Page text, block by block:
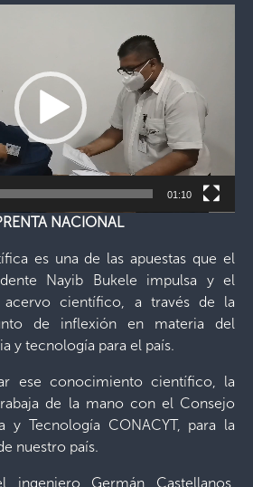
01:10
NACIONAL
es una de las apuestas que el
Nayib Bukele impulsa y el
científico, a través de la
de inflexión en materia del
y tecnología para el país.
ese conocimiento científico, la
de la mano con el Consejo
y Tecnología CONACYT, para la
nuestro país.
Germán Castellanos,